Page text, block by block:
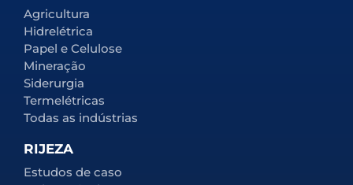
Agricultura
Hidrelétrica
Papel e Celulose
Mineração
Siderurgia
Termelétricas
Todas as indústrias
RIJEZA
Estudos de caso